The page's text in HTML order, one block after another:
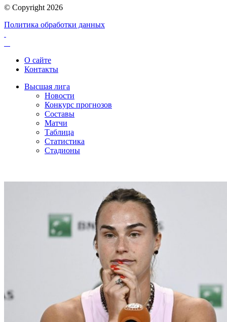
© Copyright 2026
Политика обработки данных
О сайте
Контакты
Высшая лига
Новости
Конкурс прогнозов
Составы
Матчи
Таблица
Статистика
Стадионы